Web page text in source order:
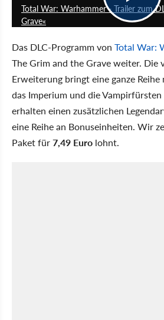
Total War: Warhammer - Trailer zum
Grave«
Das DLC-Programm von Total War:
The Grim and the Grave weiter.
Erweiterung bringt eine ganze
das Imperium und die
erhalten einen zusätzlichen
eine Reihe an Bonuseinheiten. Wir
Paket für7,49 Euro lohnt.